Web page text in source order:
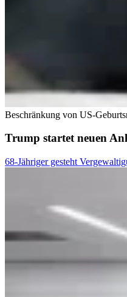
Beschränkung von US-
Trump startet neuen
68-Jähriger gesteht